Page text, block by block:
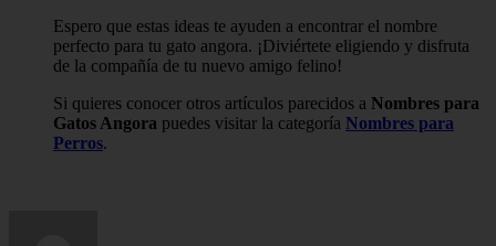
Espero que estas ideas te ayuden a encontrar el nombre
perfecto para tu gato angora. ¡Diviértete eligiendo y disfruta
de la compañía de tu nuevo amigo felino!
Si quieres conocer otros artículos parecidos a Nombres para
Gatos Angora puedes visitar la categoría Nombres para
Perros.